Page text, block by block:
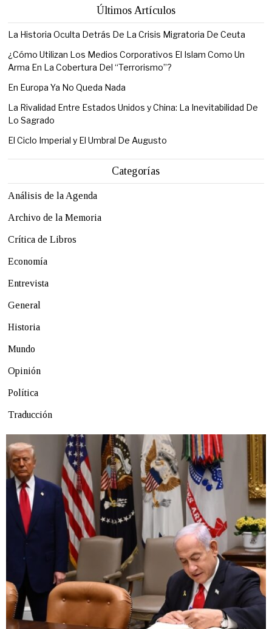
Últimos Artículos
La Historia Oculta Detrás De La Crisis Migratoria De Ceuta
¿Cómo Utilizan Los Medios Corporativos El Islam Como Un
Arma En La Cobertura Del “Terrorismo”?
En Europa Ya No Queda Nada
La Rivalidad Entre Estados Unidos y China: La Inevitabilidad De
Lo Sagrado
El Ciclo Imperial y El Umbral De Augusto
Categorías
Análisis de la Agenda
Archivo de la Memoria
Crítica de Libros
Economía
Entrevista
General
Historia
Mundo
Opinión
Política
Traducción